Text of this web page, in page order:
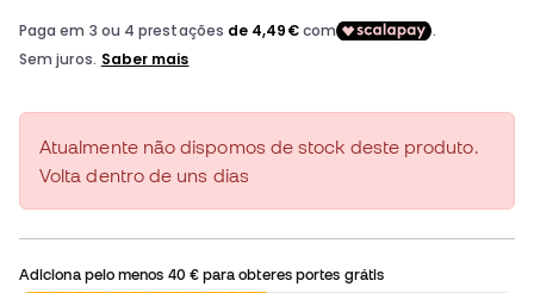
Atualmente não dispomos de stock deste produto.
Volta dentro de uns dias
Adiciona pelo menos 40 €para obteres portes grátis